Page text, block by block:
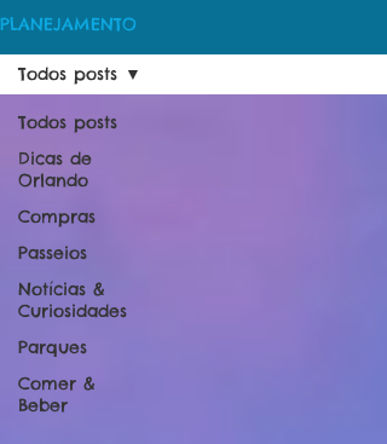
PLANEJAMENTO
Todos posts
Dicas de
Orlando
Compras
Passeios
Notícias &
Curiosidades
Parques
Comer &
Beber
Todos posts